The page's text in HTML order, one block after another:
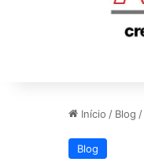
Início / Blog /
Blog